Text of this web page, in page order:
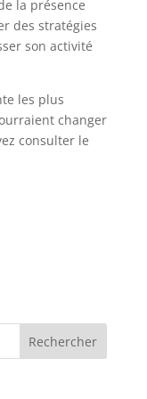
la présence
des stratégies
son activité
les plus
changer
consulter le